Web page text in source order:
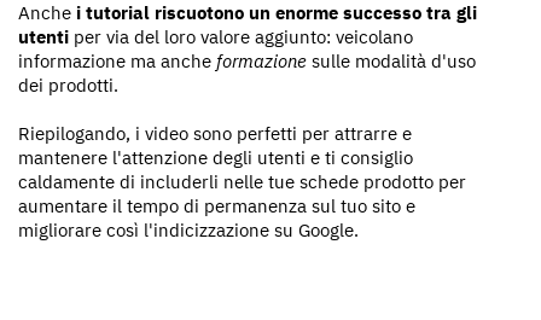
Anche i tutorial riscuotono un enorme successo tra gli
utenti per via del loro valore aggiunto: veicolano
informazione ma anche formazione sulle modalità d'uso
dei prodotti.
Riepilogando, i video sono perfetti per attrarre e
mantenere l'attenzione degli utenti e ti consiglio
caldamente di includerli nelle tue schede prodotto per
aumentare il tempo di permanenza sul tuo sito e
migliorare così l'indicizzazione su Google.